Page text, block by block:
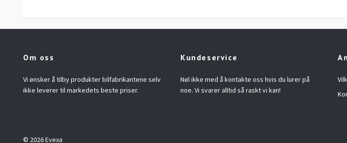
Om oss
Vi ønsker å tilby produkter bilfabrikantene selv
ikke leverer til markedets beste priser.
Kundeservice
Nøl ikke med å kontakte oss hvis du lurer på
noe. Vi svarer alltid så raskt vi kan!
© 2026 Evexa